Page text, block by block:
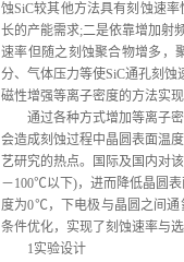
蚀SiC较其他方法具有刻蚀速
长的产能需求;二是依靠增加射
速率但随之刻蚀聚合物增多，
分、气体压力等使SiC通孔刻蚀
磁性增强等离子密度的方法实
通过各种方式增加等离子
会造成刻蚀过程中晶圆表面温
艺研究的热点。国际及国内对
－100℃以下)，进而降低晶圆
度为0℃，下电极与晶圆之间通
条件优化，实现了刻蚀速率与
1实验设计